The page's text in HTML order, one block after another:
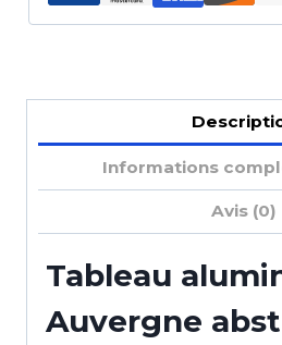
Informations
Avis (0)
Tableau
Auvergne